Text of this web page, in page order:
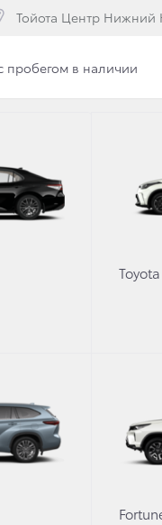
Тойота Центр
пробегом в наличии
И
в мире.
Toyota Prius.